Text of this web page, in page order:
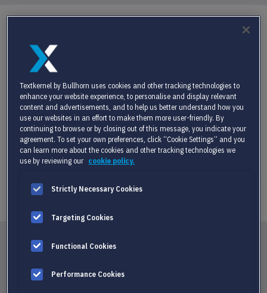
UNTERNEHMEN
ÜBER TSR CONSULTING SERVICES
TSR Consulting Servicesstellt Arbeitgebern landesweit Top-
Talente zur Verfügung. Mit mehr als 50 Jahren
Branchenerfahrung bietet TSR landesweit erstklassige
Personallösungen für Kunden an, indem wir unserem Ziel treu
bleiben, die höchsten professionellen IT-Service-
Geschäftsstandards zu übertreffen.
UNSERE KUNDEN LIEBEN UNSERE
Textkernel by Bullhorn uses cookies and other tracking technologies to
enhance your website experience, to personalise and display relevant
content and advertisements, and to help us better understand how you
use our websites in an effort to make them more user-friendly. By
continuing to browse or by closing out of this message, you indicate your
agreement. To set your own preferences, click “Cookie Settings” and you
can learn more about the cookies and other tracking technologies we
use by reviewing our cookie policy.
Strictly Necessary Cookies
Targeting Cookies
Functional Cookies
Performance Cookies